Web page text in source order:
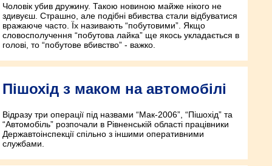
Чоловік убив дружину. Такою новиною майже нікого не
здивуєш. Страшно, але подібні вбивства стали відбуватися
вражаюче часто. Їх називають “побутовими”. Якщо
словосполучення “побутова лайка” ще якось укладається в
голові, то “побутове вбивство” - важко.
Пішохід з маком на автомобілі
Відразу три операції під назвами “Мак-2006”, “Пішохід” та
“Автомобіль” розпочали в Рівненській області працівники
Державтоінспекції спільно з іншими оперативними
службами.